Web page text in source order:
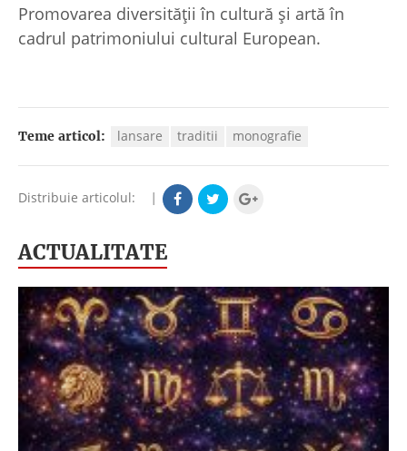
Promovarea diversităţii în cultură şi artă în
cadrul patrimoniului cultural European.
Teme articol: lansare traditii monografie
Distribuie articolul: |
ACTUALITATE